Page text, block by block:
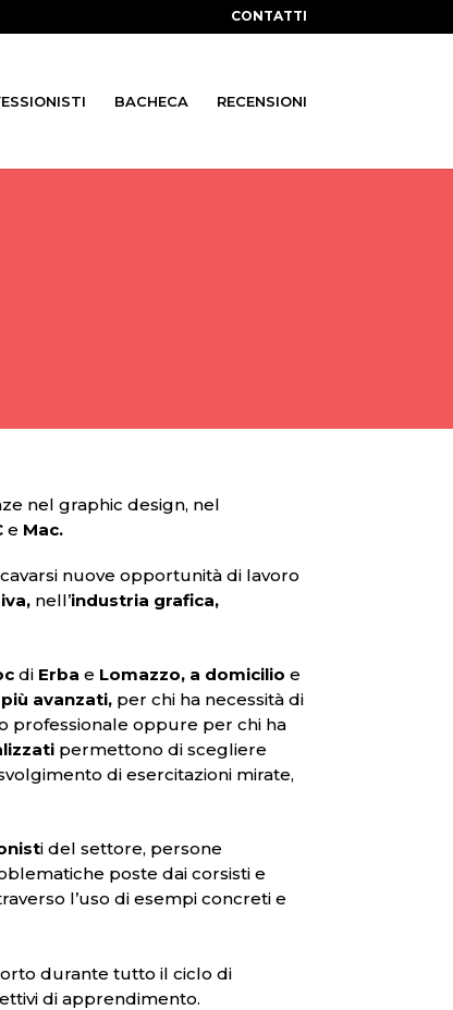
CONTATTI
BACHECA RECENSIONI
nel graphic design, nel
e Mac.
nuove opportunità di lavoro
nell’industria grafica,
di Erba e Lomazzo, a domicilio e
avanzati, per chi ha necessità di
professionale oppure per chi ha
permettono di scegliere
di esercitazioni mirate,
i del settore, persone
poste dai corsisti e
l’uso di esempi concreti e
durante tutto il ciclo di
di apprendimento.